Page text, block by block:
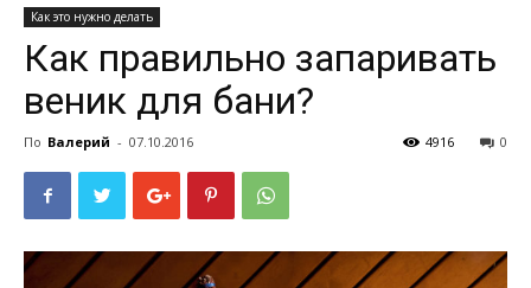
сам
Как это нужно делать
Как правильно запаривать
веник для бани?
По Валерий - 07.10.2016 0
4916